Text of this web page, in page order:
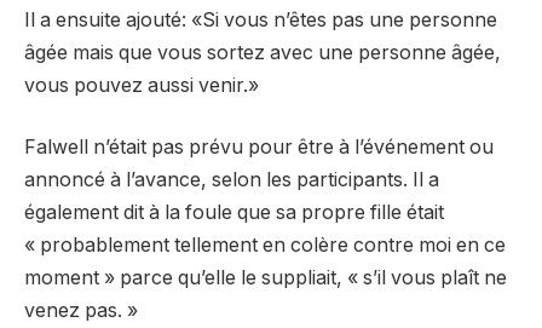
Il a ensuite ajouté: «Si vous n’êtes pas une personne
âgée mais que vous sortez avec une personne âgée,
vous pouvez aussi venir.»
Falwell n’était pas prévu pour être à l’événement ou
annoncé à l’avance, selon les participants. Il a
également dit à la foule que sa propre fille était
« probablement tellement en colère contre moi en ce
moment » parce qu’elle le suppliait, « s’il vous plaît ne
venez pas. »